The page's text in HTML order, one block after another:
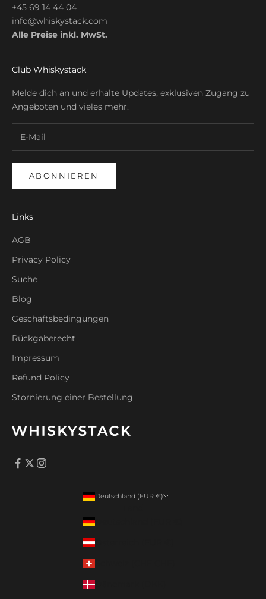
+45 69 14 44 04
info@whiskystack.com
Alle Preise inkl. MwSt.
Club Whiskystack
Melde dich an und erhalte Updates, exklusiven Zugang zu
Angeboten und vieles mehr.
ABONNIEREN
Links
AGB
Privacy Policy
Suche
Blog
Geschäftsbedingungen
Rückgaberecht
Impressum
Refund Policy
Stornierung einer Bestellung
Deutschland (EUR €)